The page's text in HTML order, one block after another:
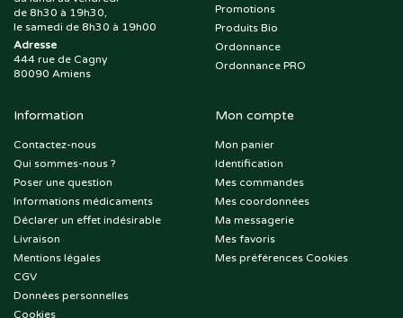
de 8h30 à 19h30,
le samedi de 8h30 à 19h00
Adresse
444 rue de Cagny
80090 Amiens
Promotions
Produits Bio
Ordonnance
Ordonnance PRO
Information
Contactez-nous
Qui sommes-nous ?
Poser une question
Informations médicaments
Déclarer un effet indésirable
Livraison
Mentions légales
CGV
Données personnelles
Cookies
Mon compte
Mon panier
Identification
Mes commandes
Mes coordonnées
Ma messagerie
Mes favoris
Mes préférences Cookies